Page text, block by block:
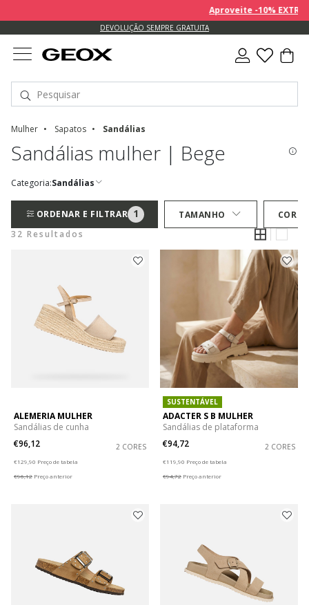
Aproveite -10% EXTRA
DEVOLUÇÃO SEMPRE GRATUITA
Mulher Sapatos Sandálias
Sandálias mulher | Bege
Categoria:Sandálias
ORDENAR E FILTRAR 1 TAMANHO
COR
32 Resultados
ALEMERIA MULHER
Sandálias de cunha
€96,12
2 CORES
€129,90 Preço de tabela
€96,12 Preço anterior
SUSTENTÁVEL
ADACTER S B MULHER
Sandálias de plataforma
€94,72
2 CORES
€119,90 Preço de tabela
€94,72 Preço anterior